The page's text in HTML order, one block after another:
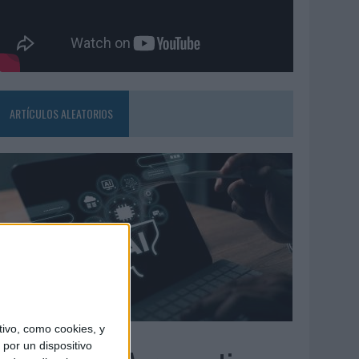
como cookies, y
un dispositivo
ARTÍCULOS ALEATORIOS
08/2026